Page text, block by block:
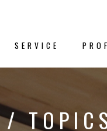
SERVICE
新
ク
/